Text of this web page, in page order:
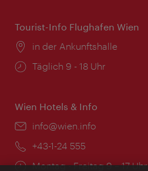
Tourist-Info Flughafen Wien
Ort:
in der Ankunftshalle
Öffnungszeiten:
Täglich 9 - 18 Uhr
Wien Hotels & Info
Email:
info@wien.info
Telefon:
+43-1-24 555
Öffnungszeiten:
Montag - Freitag 9 – 17 Uhr